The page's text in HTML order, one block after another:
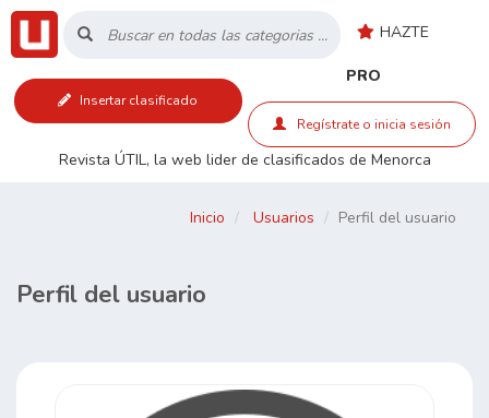
HAZTE
PRO
Insertar clasificado
Regístrate o inicia sesión
Revista ÚTIL, la web lider de clasificados de Menorca
Inicio
RSS
Inicio Usuarios Perfil del usuario
Perfil del usuario